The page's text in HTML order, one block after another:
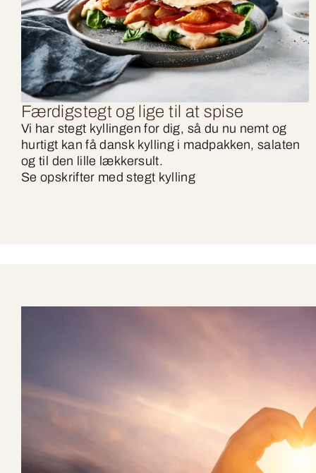
Færdigstegt og lige til at spise
Vi har stegt kyllingen for dig, så du nu nemt og
hurtigt kan få dansk kylling i madpakken, salaten
og til den lille lækkersult.
Se opskrifter med stegt kylling